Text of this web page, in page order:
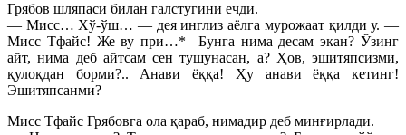
Грябов шляпаси билан галстугини ечди.
— Мисс… Хў-ўш… — дея инглиз аёлга мурожаат қилди у. —
Мисс Тфайс! Же ву при…* Бунга нима десам экан? Ўзинг
айт, нима деб айтсам сен тушунасан, а? Ҳов, эшитяпсизми,
қулоқдан борми?.. Анави ёққа! Ҳу анави ёққа кетинг!
Эшитяпсанми?
Мисс Тфайс Грябовга ола қараб, нимадир деб минғирлади.